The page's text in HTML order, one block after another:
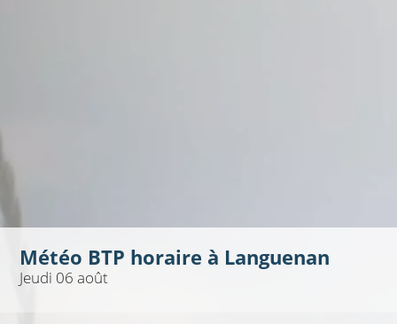
Météo BTP horaire à Languenan
Jeudi 06 août